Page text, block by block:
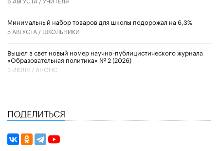
Минимальный набор товаров для школы подорожал на 6,3%
5 АВГУСТА / ШКОЛЬНИКИ
Вышел в свет новый номер научно-публицистического журнала
«Образовательная политика» № 2 (2026)
3 ИЮЛЯ / АНОНС
ПОДЕЛИТЬСЯ